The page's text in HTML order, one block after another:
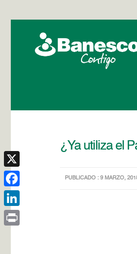
¿Ya utiliza el
PUBLICADO : 9 MARZO,
X
Facebook
LinkedIn